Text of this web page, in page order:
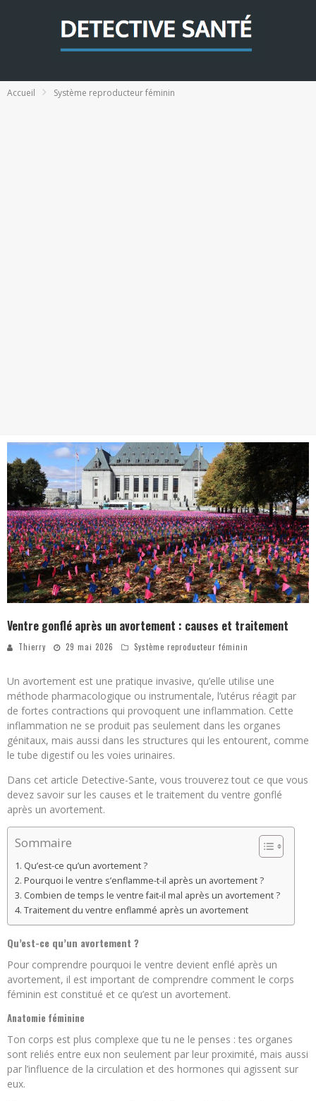
Accueil Système reproducteur féminin
Ventre gonflé après un avortement : causes et traitement
Thierry 29 mai 2026 Système reproducteur féminin
Un avortement est une pratique invasive, qu’elle utilise une
méthode pharmacologique ou instrumentale, l’utérus réagit par
de fortes contractions qui provoquent une inflammation. Cette
inflammation ne se produit pas seulement dans les organes
génitaux, mais aussi dans les structures qui les entourent, comme
le tube digestif ou les voies urinaires.
Dans cet article Detective-Sante, vous trouverez tout ce que vous
devez savoir sur les causes et le traitement du ventre gonflé
après un avortement.
Sommaire
Qu’est-ce qu’un avortement ?
Pourquoi le ventre s’enflamme-t-il après un avortement ?
Combien de temps le ventre fait-il mal après un avortement ?
Traitement du ventre enflammé après un avortement
Qu’est-ce qu’un avortement ?
Pour comprendre pourquoi le ventre devient enflé après un
avortement, il est important de comprendre comment le corps
féminin est constitué et ce qu’est un avortement.
Anatomie féminine
Ton corps est plus complexe que tu ne le penses : tes organes
sont reliés entre eux non seulement par leur proximité, mais aussi
par l’influence de la circulation et des hormones qui agissent sur
eux.